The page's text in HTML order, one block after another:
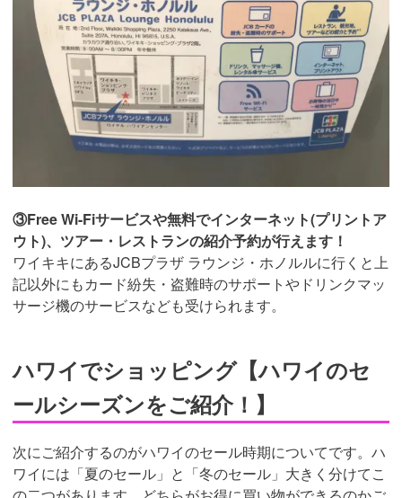
③Free Wi-Fiサービスや無料でインターネット(プリントア
ウト)、ツアー・レストランの紹介予約が行えます！
ワイキキにあるJCBプラザ ラウンジ・ホノルルに行くと上
記以外にもカード紛失・盗難時のサポートやドリンクマッ
サージ機のサービスなども受けられます。
ハワイでショッピング【ハワイのセ
ールシーズンをご紹介！】
次にご紹介するのがハワイのセール時期についてです。ハ
ワイには「夏のセール」と「冬のセール」大きく分けてこ